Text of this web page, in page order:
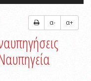
α- α+